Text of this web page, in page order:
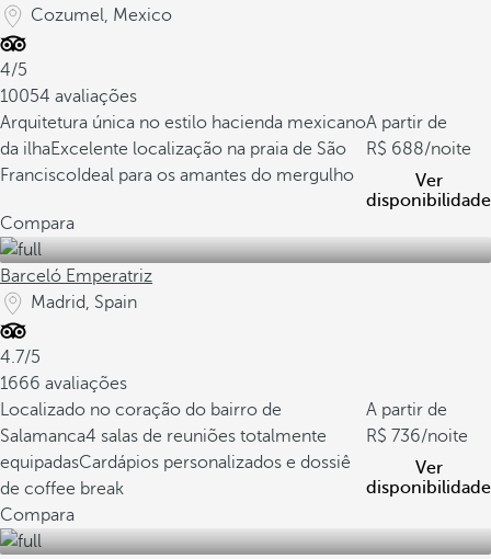
Cozumel, Mexico
4/5
10054 avaliações
Arquitetura única no estilo hacienda mexicano
da ilhaExcelente localização na praia de São
Francisco Ideal para os amantes do mergulho
A partir de
688/noite
Ver
disponibilidade
Compara
Barceló Emperatriz
Madrid, Spain
4.7/5
1666 avaliações
Localizado no coração do bairro de
Salamanca4 salas de reuniões totalmente
equipadasCardápios personalizados e dossiê
de coffee break
A partir de
736/noite
Ver
disponibilidade
Compara